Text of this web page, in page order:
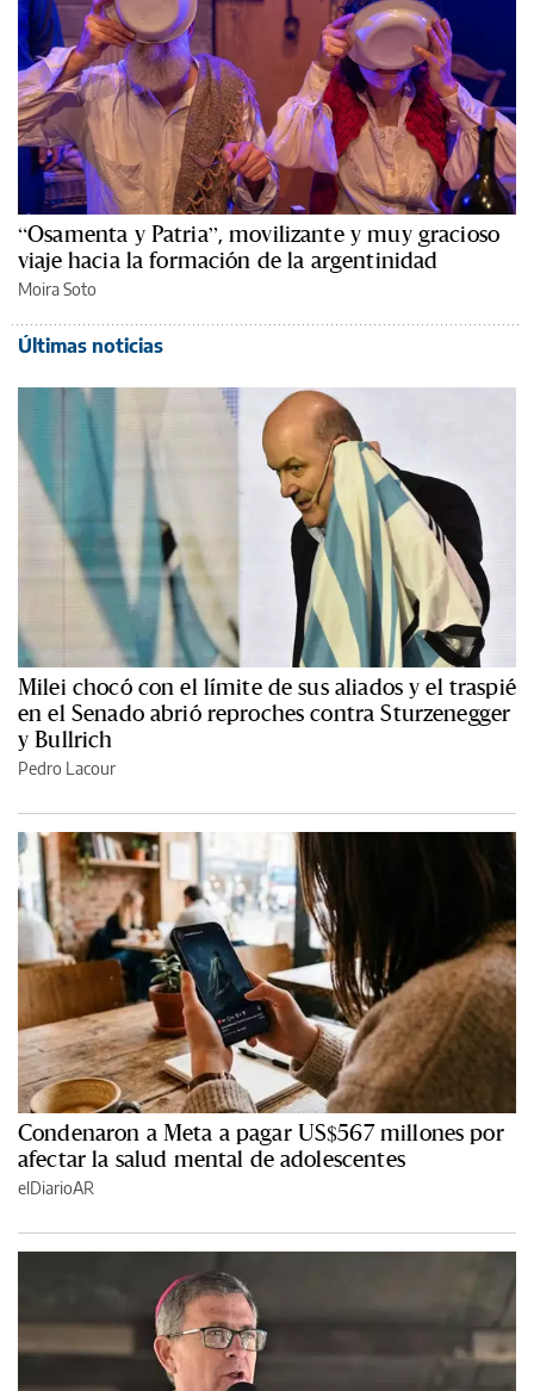
“Osamenta y Patria”, movilizante y muy gracioso
viaje hacia la formación de la argentinidad
Moira Soto
Últimas noticias
Milei chocó con el límite de sus aliados y el traspié
en el Senado abrió reproches contra Sturzenegger
y Bullrich
Pedro Lacour
Condenaron a Meta a pagar US$567 millones por
afectar la salud mental de adolescentes
elDiarioAR